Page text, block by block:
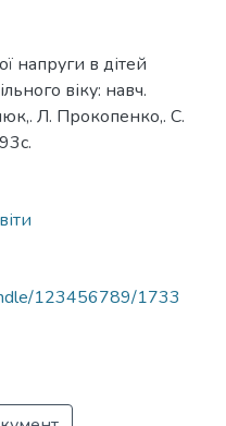
напруги в дітей
віку: навч.
Л. Прокопенко,. С.
123456789/1733